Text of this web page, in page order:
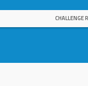
CHALLENGE